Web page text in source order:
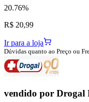
20.76%
R$ 20,99
Ir para a loja
Dúvidas quanto ao Preço ou
vendido por Drogal